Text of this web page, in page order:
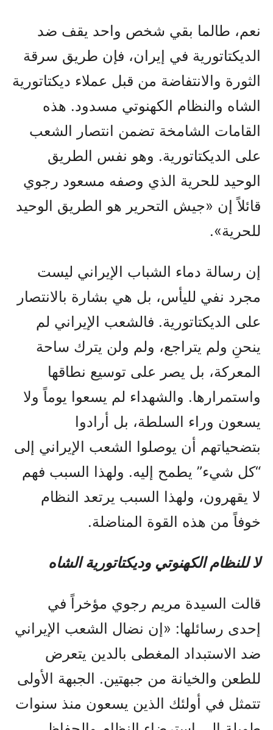
نعم، طالما بقي شخص واحد يقف ضد
الديكتاتورية في إيران، فإن طريق سرقة
الثورة والانتفاضة من قبل عملاء ديكتاتورية
الشاه والنظام الكهنوتي مسدود. هذه
القامات الشامخة تضمن انتصار الشعب
على الديكتاتورية. وهو نفس الطريق
الوحيد للحرية الذي وصفه مسعود رجوي
قائلاً إن «جيش التحرير هو الطريق الوحيد
للحرية».
إن رسالة دماء الشباب الإيراني ليست
مجرد نفي لليأس، بل هي بشارة بالانتصار
على الديكتاتورية. فالشعب الإيراني لم
ينحنِ ولم يتراجع، ولم ولن يترك ساحة
المعركة، بل يصر على توسيع نطاقها
واستمرارها. والشهداء لم يسعوا يوماً ولا
يسعون وراء السلطة، بل أرادوا
بتضحياتهم أن يوصلوا الشعب الإيراني إلى
“كل شيء” يطمح إليه. ولهذا السبب فهم
لا يقهرون، ولهذا السبب يرتعد النظام
خوفاً من هذه القوة المناضلة.
لا للنظام الكهنوتي وديكتاتورية الشاه
قالت السيدة مريم رجوي مؤخراً في
إحدى رسائلها: «إن نضال الشعب الإيراني
ضد الاستبداد المغطی بالدین يتعرض
للطعن والخيانة من جبهتين. الجبهة الأولى
تتمثل في أولئك الذين يسعون منذ سنوات